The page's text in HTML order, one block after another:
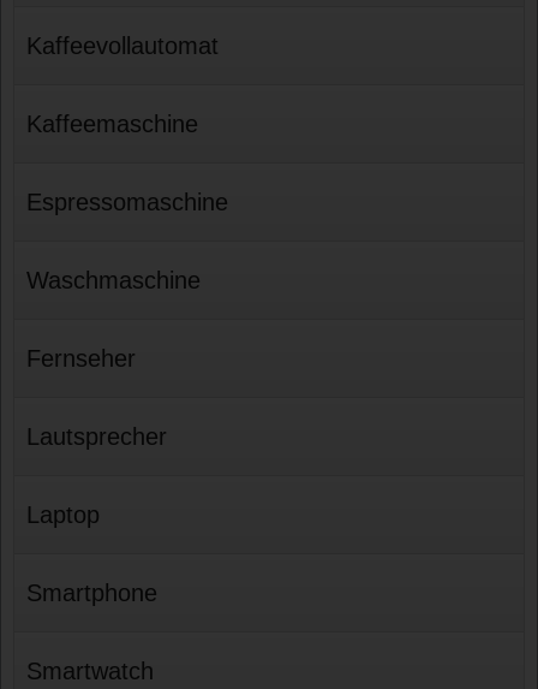
Kaffeevollautomat
Kaffeemaschine
Espressomaschine
Waschmaschine
Fernseher
Lautsprecher
Laptop
Smartphone
Smartwatch